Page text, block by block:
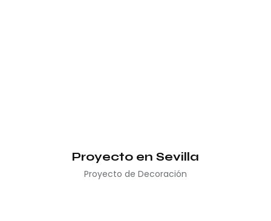
Proyecto en Sevilla
Proyecto de Decoración